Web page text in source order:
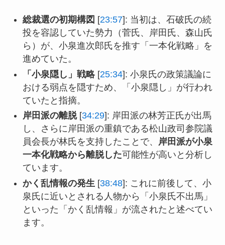
総裁選の初期構図 [23:57]: 当初は、石破氏の続
投を容認していた勢力（菅氏、岸田氏、森山氏
ら）が、小泉進次郎氏を推す「一本化戦略」を
進めていた。
「小泉隠し」戦略[25:34]: 小泉氏の政策議論に
おける弱点を隠すため、「小泉隠し」が行われ
ていたと指摘。
岸田派の離脱[34:29]: 岸田派の林芳正氏が出馬
し、さらに岸田派の重鎮である松山政司参院議
員会長が林氏を支持したことで、 岸田派が小泉
一本化戦略から離脱した可能性が高いと分析し
ています。
かく乱情報の発生 [38:48]: これに前後して、小
泉氏に近いとされる人物から「小泉氏不出馬」
といった「かく乱情報」が流されたと述べてい
ます。